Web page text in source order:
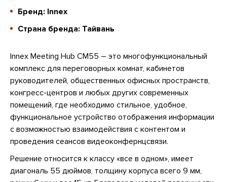
Бренд: Innex
Страна бренда: Тайвань
Innex Meeting Hub CM55 – это многофункциональный
комплекс для переговорных комнат, кабинетов
руководителей, общественных офисных пространств,
конгресс-центров и любых других современных
помещений, где необходимо стильное, удобное,
функциональное устройство отображения информации
с возможностью взаимодействия с контентом и
проведения сеансов видеоконфернцсвязи.
Решение относится к классу «все в одном», имеет
диагональ 55 дюймов, толщину корпуса всего 9 мм,